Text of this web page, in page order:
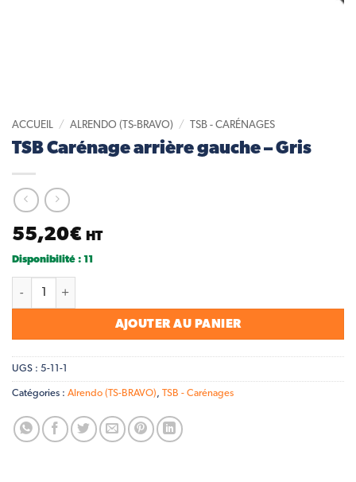
ACCUEIL / ALRENDO (TS-BRAVO) / TSB - CARÉNAGES
TSB Carénage arrière gauche – Gris
55,20€ HT
Disponibilité : 11
quantité de TSB Carénage arrière gauche - Gris
AJOUTER AU PANIER
UGS : 5-11-1
Catégories : Alrendo (TS-BRAVO), TSB - Carénages